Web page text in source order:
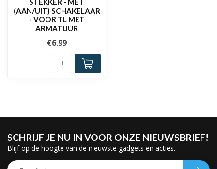
STEKKER - MET
(AAN/UIT) SCHAKELAAR
- VOOR TL MET
ARMATUUR
€6,99
SCHRIJF JE NU IN VOOR ONZE NIEUWSBRIEF!
Blijf op de hoogte van de nieuwste gadgets en acties.